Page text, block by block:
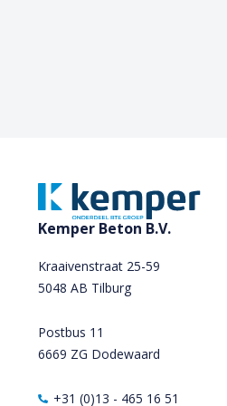
Kemper Beton B.V.
Kraaivenstraat 25-59
5048 AB Tilburg
Postbus 11
6669 ZG Dodewaard
+31 (0)13 - 465 16 51